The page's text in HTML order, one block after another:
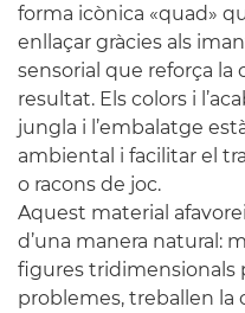
forma icònica «quad»
enllaçar gràcies als
sensorial que reforça la
resultat. Els colors i
jungla i l’embalatge
ambiental i facilitar el
o racons de joc.
Aquest material
d’una manera natural:
figures tridimensionals
problemes, treballen la